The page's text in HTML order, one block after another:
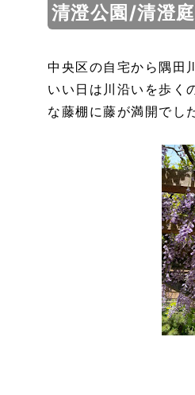
清澄公園/清澄
中央区の自宅から隅田
いい日は川沿いを歩
な藤棚に藤が満開でし